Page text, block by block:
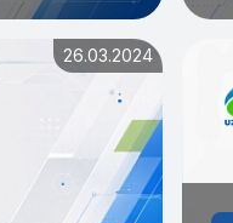
26.03.2024